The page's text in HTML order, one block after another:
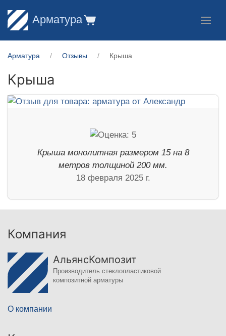
Арматура
Арматура Отзывы Крыша
Крыша
Крыша монолитная размером 15 на 8
метров толщиной 200 мм.
18 февраля 2025 г.
Компания
АльянсКомпозит
Производитель стеклопластиковой
композитной арматуры
О компании